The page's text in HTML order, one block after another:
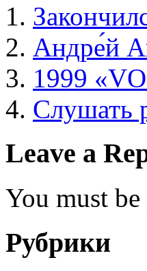
Андре́й
1999
Слушать
Leave a
You must be
Рубрики